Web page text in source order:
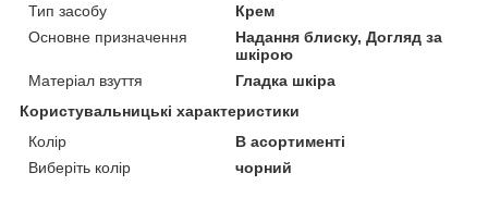
Тип засобу
Крем
Основне призначення
Надання блиску, Догляд за
шкірою
Матеріал взуття
Гладка шкіра
Користувальницькі характеристики
Колір
В асортименті
Виберіть колір
чорний